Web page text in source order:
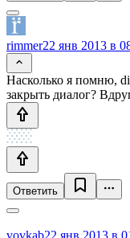
rimmer22 янв 2013 в
Насколько я помню,
закрыть диалог?
Ответить
vovkab22 янв 2013 в